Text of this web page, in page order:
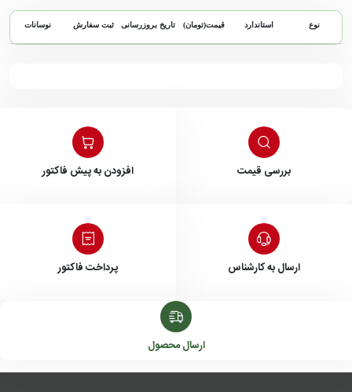
نوع استاندارد قیمت(تومان) تاریخ بروزرسانی ثبت سفارش نوسانات
بررسی قیمت افزودن به پیش فاکتور
ارسال به کارشناس پرداخت فاکتور
ارسال محصول